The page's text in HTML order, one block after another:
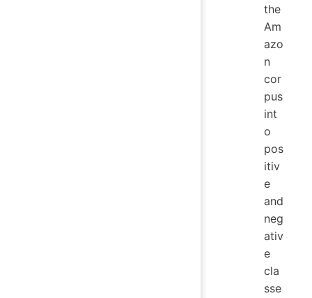
the
Am
azo
n
cor
pus
int
o
pos
itiv
e
and
neg
ativ
e
cla
sse